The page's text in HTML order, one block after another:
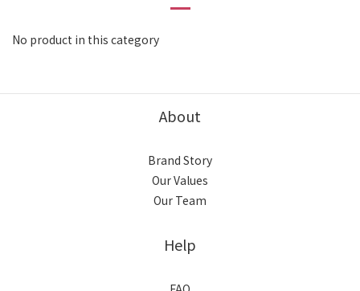
No product in this category
About
Brand Story
Our Values
Our Team
Help